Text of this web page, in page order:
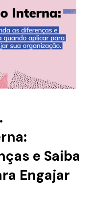
e Saiba
Engajar